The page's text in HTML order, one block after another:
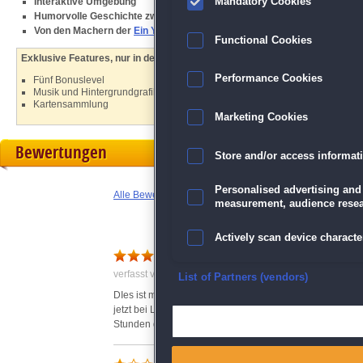
Humorvolle Geschichte zwischen den Levels
Von den Machern der Ein Yankee -Reihe
Exklusive Features, nur in der Sammleredition:
Fünf Bonuslevel
Musik und Hintergrundgrafiken
Kartensammlung
Bewertungen
Alle Bewertungen anzeigen
verfasst von Bettina . am 23.01.2022 um 16:36
DIes ist mal ein ganz anderes Wimmelbildspiel. Es ist
jetzt bei Level 9, wobei ich noch bei den ersten Leveln
Stunden dranbleiben.
Functional Cookies
Performance Cookies
Marketing Cookies
Store and/or access
Personalised advertising
measurement, audience
Actively scan device
Ensure security, prevent
List of Partners (vendors)